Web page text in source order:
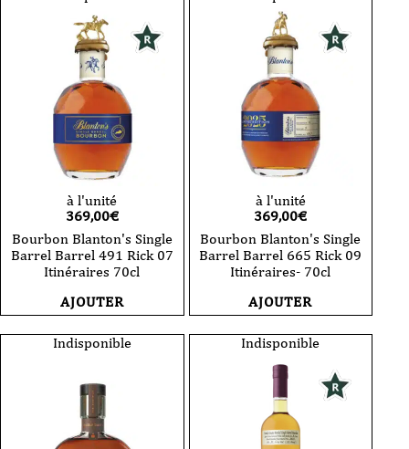
à l'unité
369,00€
Bourbon Blanton's Single
Barrel Barrel 491 Rick 07
Itinéraires 70cl
AJOUTER
à l'unité
369,00€
Bourbon Blanton's Single
Barrel Barrel 665 Rick 09
Itinéraires- 70cl
AJOUTER
Indisponible Indisponible